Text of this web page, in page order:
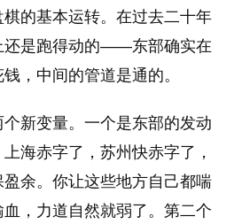
的基本运转。在过去二十年
还是跑得动的——东部确实在
，中间的管道是通的。
新变量。一个是东部的发动
海赤字了，苏州快赤字了，
余。你让这些地方自己都喘
，力道自然就弱了。第二个